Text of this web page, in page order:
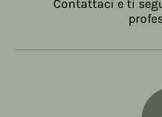
Contattaci e ti